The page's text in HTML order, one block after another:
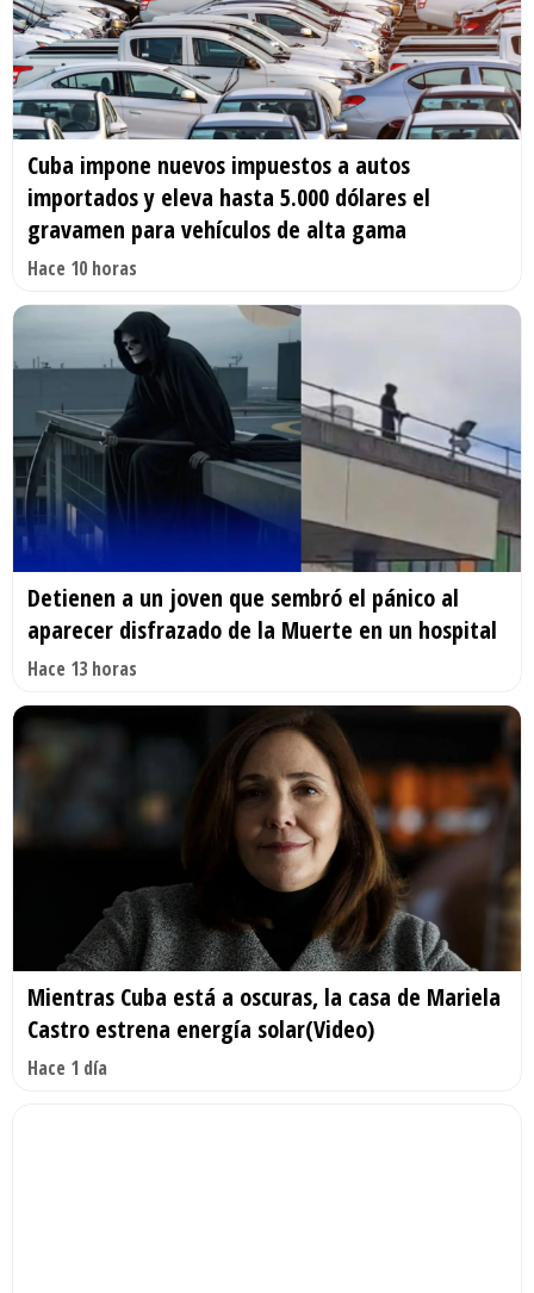
Cuba impone nuevos impuestos a autos
importados y eleva hasta 5.000 dólares el
gravamen para vehículos de alta gama
Hace 10 horas
Detienen a un joven que sembró el pánico al
aparecer disfrazado de la Muerte en un hospital
Hace 13 horas
Mientras Cuba está a oscuras, la casa de Mariela
Castro estrena energía solar(Video)
Hace 1 día